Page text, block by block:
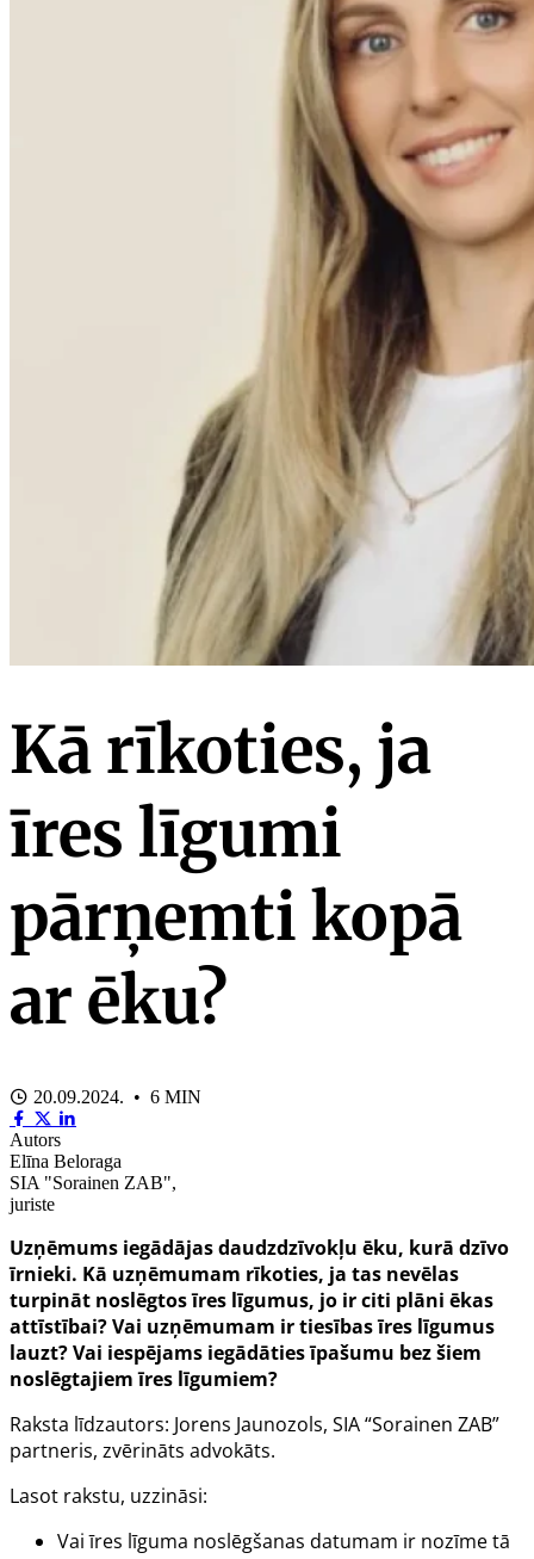
Kā rīkoties, ja
īres līgumi
pārņemti kopā
ar ēku?
20.09.2024. • 6 MIN
Autors
Elīna Beloraga
SIA "Sorainen ZAB",
juriste
Uzņēmums iegādājas daudzdzīvokļu ēku, kurā dzīvo
īrnieki. Kā uzņēmumam rīkoties, ja tas nevēlas
turpināt noslēgtos īres līgumus, jo ir citi plāni ēkas
attīstībai? Vai uzņēmumam ir tiesības īres līgumus
lauzt? Vai iespējams iegādāties īpašumu bez šiem
noslēgtajiem īres līgumiem?
Raksta līdzautors: Jorens Jaunozols, SIA “Sorainen ZAB”
partneris, zvērināts advokāts.
Lasot rakstu, uzzināsi:
Vai īres līguma noslēgšanas datumam ir nozīme tā